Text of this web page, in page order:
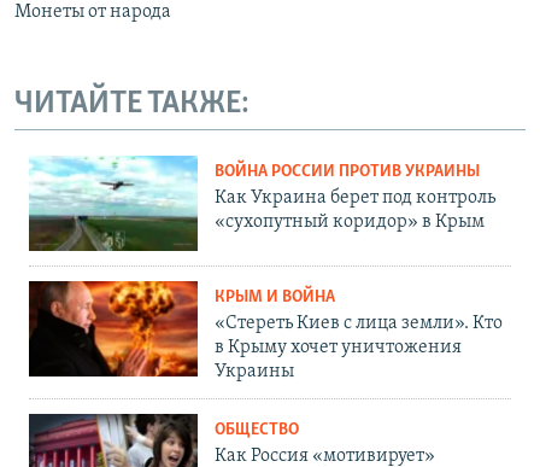
Монеты от народа
ЧИТАЙТЕ ТАКЖЕ:
ВОЙНА РОССИИ ПРОТИВ УКРАИНЫ
Как Украина берет под контроль
«сухопутный коридор» в Крым
КРЫМ И ВОЙНА
«Стереть Киев с лица земли». Кто
в Крыму хочет уничтожения
Украины
ОБЩЕСТВО
Как Россия «мотивирует»